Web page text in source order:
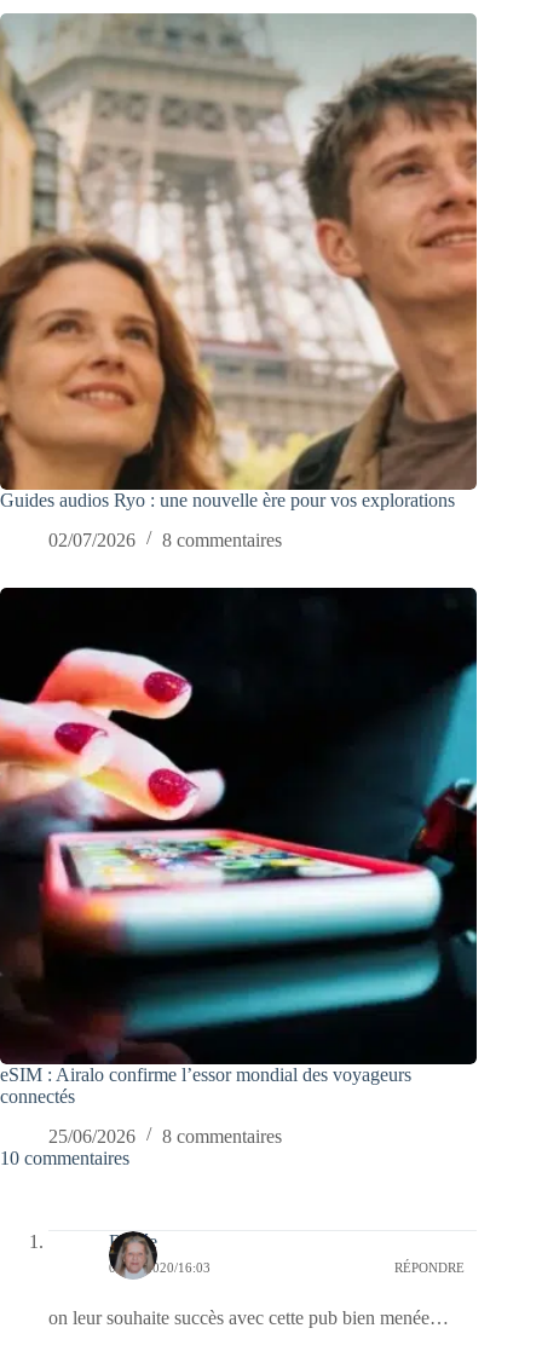
Guides audios Ryo : une nouvelle ère pour vos explorations
02/07/2026
8 commentaires
eSIM : Airalo confirme l’essor mondial des voyageurs
connectés
25/06/2026
8 commentaires
10 commentaires
Renée
04/06/2020/16:03 RÉPONDRE
on leur souhaite succès avec cette pub bien menée…